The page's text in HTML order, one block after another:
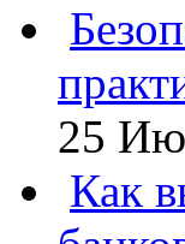
25
Как